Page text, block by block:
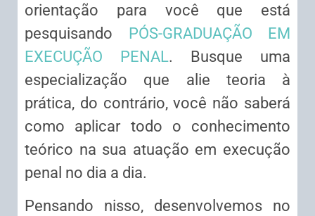
orientação para você que está
pesquisando PÓS-GRADUAÇÃO EM
EXECUÇÃO PENAL. Busque uma
especialização que alie teoria à
prática, do contrário, você não saberá
como aplicar todo o conhecimento
teórico na sua atuação em execução
penal no dia a dia.
Pensando nisso, desenvolvemos no